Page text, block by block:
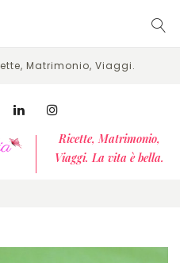
Matrimonio, Viaggi.
Ricette, Matrimonio,
Viaggi. La vita è bella.
LinkedinInstagram